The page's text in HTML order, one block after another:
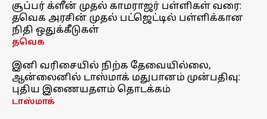
சூப்பர் க்ளீன் முதல் காமராஜர் பள்ளிகள் வரை:
தவெக அரசின் முதல் பட்ஜெட்டில் பள்ளிக்கான
நிதி ஒதுக்கீடுகள்
தவெக
இனி வரிசையில் நிற்க தேவையில்லை,
ஆன்லைனில் டாஸ்மாக் மதுபானம் முன்பதிவு:
புதிய இணையதளம் தொடக்கம்
டாஸ்மாக்